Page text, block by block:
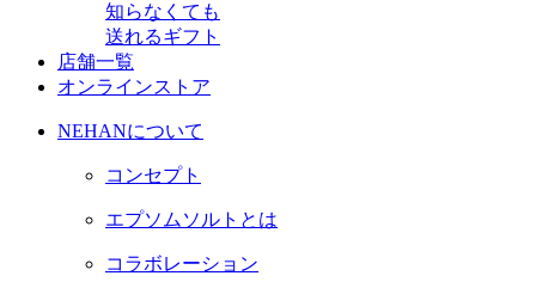
知らなくても
送れるギフト
店舗一覧
オンラインストア
NEHANについて
コンセプト
エプソムソルトとは
コラボレーション